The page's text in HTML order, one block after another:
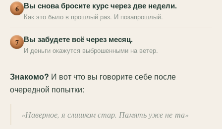
6 Вы снова бросите курс через две недели.
Как это было в прошлый раз. И позапрошлый.
7 Вы забудете всё через месяц.
И деньги окажутся выброшенными на ветер.
Знакомо? И вот что вы говорите себе после
очередной попытки:
«Наверное, я слишком стар. Память уже не та»